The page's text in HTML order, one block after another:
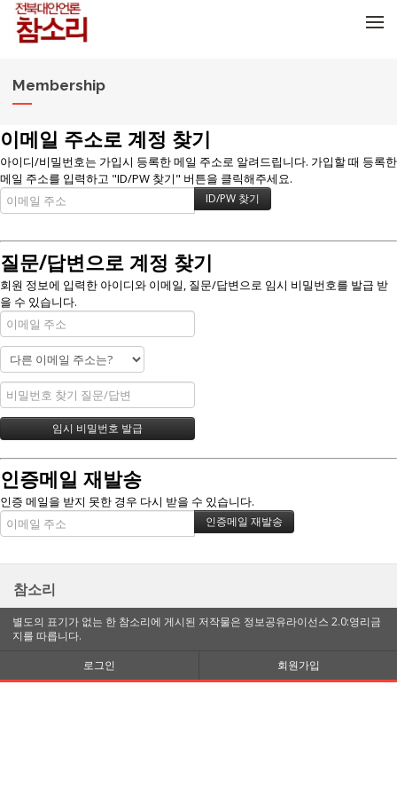
Membership
이메일 주소로 계정 찾기
아이디/비밀번호는 가입시 등록한 메일 주소로 알려드립니다. 가입할 때 등록한
메일 주소를 입력하고 "ID/PW 찾기" 버튼을 클릭해주세요.
질문/답변으로 계정 찾기
회원 정보에 입력한 아이디와 이메일, 질문/답변으로 임시 비밀번호를 발급 받
을 수 있습니다.
인증메일 재발송
인증 메일을 받지 못한 경우 다시 받을 수 있습니다.
참소리
별도의 표기가 없는 한 참소리에 게시된 저작물은 정보공유라이선스 2.0:영리금
지를 따릅니다.
로그인
회원가입